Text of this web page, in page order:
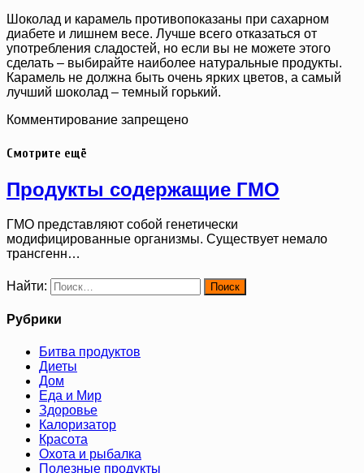
Шоколад и карамель противопоказаны при сахарном
диабете и лишнем весе. Лучше всего отказаться от
употребления сладостей, но если вы не можете этого
сделать – выбирайте наиболее натуральные продукты.
Карамель не должна быть очень ярких цветов, а самый
лучший шоколад – темный горький.
Комментирование запрещено
Смотрите ещё
Продукты содержащие ГМО
ГМО представляют собой генетически
модифицированные организмы. Существует немало
трансгенн…
Найти:
Рубрики
Битва продуктов
Диеты
Дом
Еда и Мир
Здоровье
Калоризатор
Красота
Охота и рыбалка
Полезные продукты